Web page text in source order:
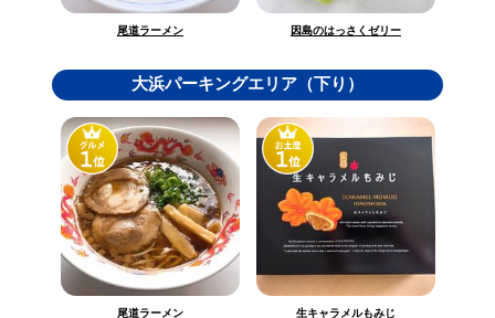
尾道ラーメン 因島のはっさくゼリー
大浜パーキングエリア（下り）
尾道ラーメン 生キャラメルもみじ